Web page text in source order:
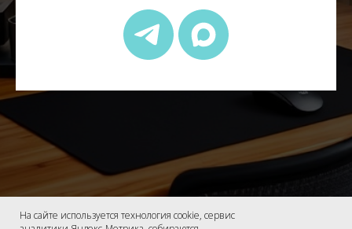
На сайте используется технология cookie, сервис
Политика в отношении обработки персональных данных